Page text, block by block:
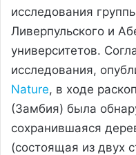
исследования
Ливерпульского и
университетов.
исследования,
Nature, в ходе
(Замбия) была
сохранившаяся
(состоящая из двух